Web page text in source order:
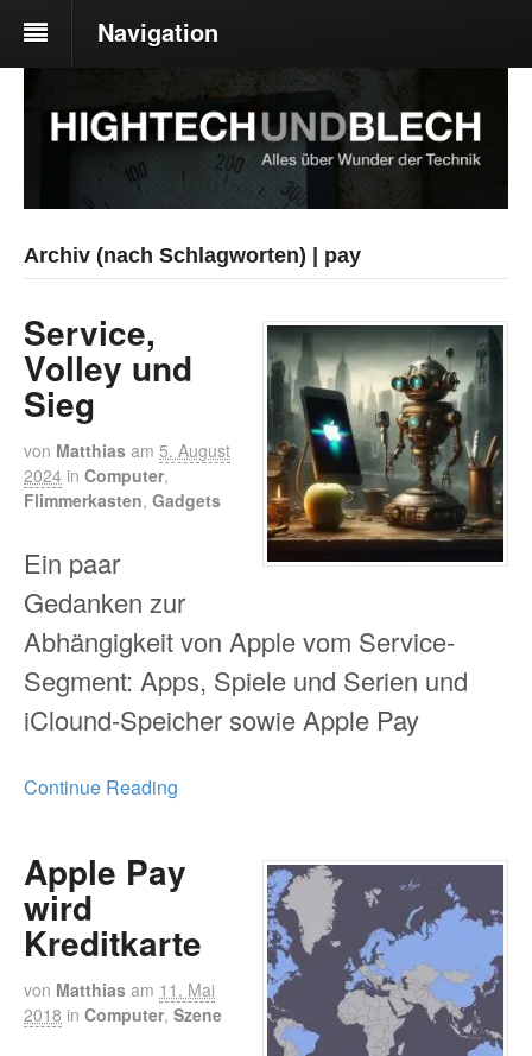
Navigation
Archiv (nach Schlagworten) | pay
Service,
Volley und
Sieg
von Matthias am 5. August
2024 in Computer,
Flimmerkasten, Gadgets
Ein paar
Gedanken zur
Abhängigkeit von Apple vom Service-
Segment: Apps, Spiele und Serien und
iClound-Speicher sowie Apple Pay
Continue Reading
Apple Pay
wird
Kreditkarte
von Matthias am 11. Mai
2018 in Computer, Szene